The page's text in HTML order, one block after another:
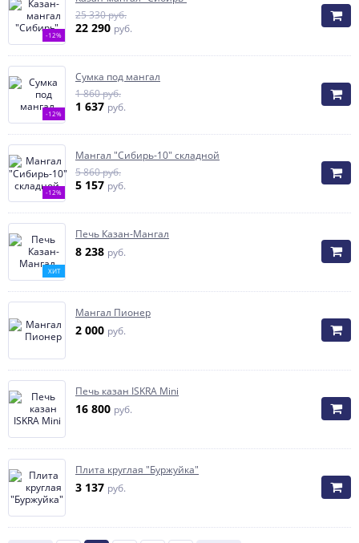
-12%
25 330 руб.
22 290 руб.
-12%
Сумка под мангал
1 860 руб.
1 637 руб.
-12%
Мангал "Сибирь-10" складной
5 860 руб.
5 157 руб.
ХИТ
Печь Казан-Мангал
8 238 руб.
Мангал Пионер
2 000 руб.
Печь казан ISKRA Mini
16 800 руб.
Плита круглая "Буржуйка"
3 137 руб.